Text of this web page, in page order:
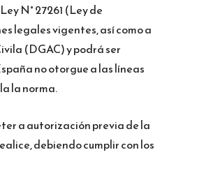
N° 27261 (Ley de
legales vigentes, así como a
(DGAC) y podrá ser
no otorgue a las líneas
la norma.
a autorización previa de la
debiendo cumplir con los